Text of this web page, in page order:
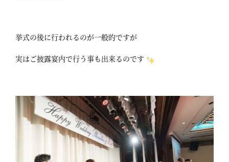
挙式の後に行われるのが一般的ですが
実はご披露宴内で行う事も出来るのです